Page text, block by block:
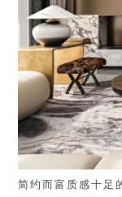
简约而富质感十足